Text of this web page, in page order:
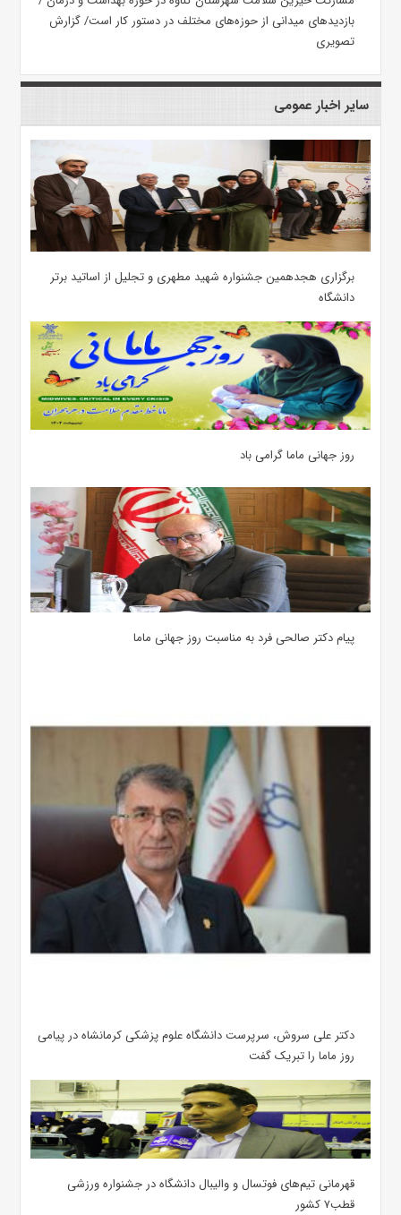
بازدیدهای میدانی از حوزه‌های مختلف در دستور کار است/ گزارش
تصویری
سایر اخبار عمومی
برگزاری هجدهمین جشنواره شهید مطهری و تجلیل از اساتید برتر
دانشگاه
روز جهانی ماما گرامی باد
پیام دکتر صالحی فرد به مناسبت روز جهانی ماما
دکتر علی سروش، سرپرست دانشگاه علوم پزشکی کرمانشاه در پیامی
روز ماما را تبریک گفت
قهرمانی تیم‌های فوتسال و والیبال دانشگاه در جشنواره ورزشی
قطب۷ کشور